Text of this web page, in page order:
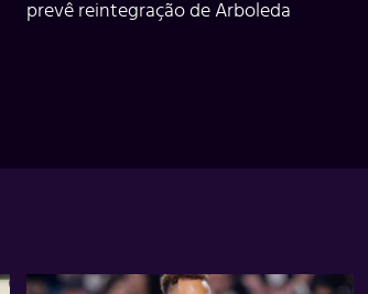
prevê reintegração de Arboleda